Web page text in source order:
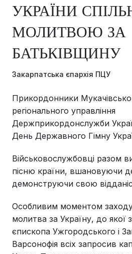
УКРАЇНИ
МОЛИТВОЮ ЗА
БАТЬКІВЩИНУ
Закарпатська єпархія ПЦУ
Прикордонники
регіонального управління
Держприкордонслужби
День Державного Гімну
Військовослужбовці разом
пісню країни, вшановуючи
демонструючи свою
Особливим моментом заходу
молитва за Україну, до якої
єпископа Ужгородського і
Варсонофія всіх запросив